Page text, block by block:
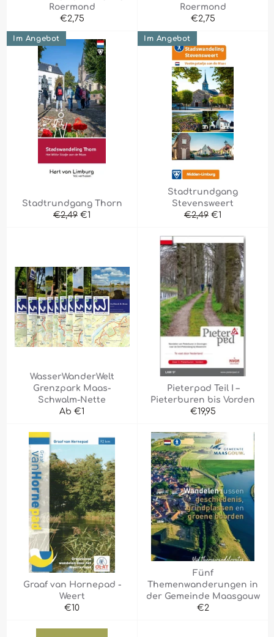
Roermond
Normaler
Preis
€2,75
Roermond
Normaler
Preis
€2,75
Stadtrundgang Thorn
Normaler
€2,49 Sonderpreis
€1
Im Angebot
Stadtrundgang
Stevensweert
Normaler
€2,49 Sonderpreis
€1
Im Angebot
WasserWanderWelt
Grenzpark Maas-
Schwalm-Nette
Ab €1
Pieterpad Teil I –
Pieterburen bis Vorden
Normaler
€19,95
Graaf van Hornepad -
Weert
Normaler
€10
Fünf
Themenwanderungen in
der Gemeinde Maasgouw
Normaler
€2